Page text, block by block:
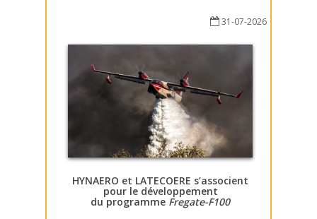
31-07-2026
HYNAERO et LATECOERE s’associent
pour le développement
du programme Fregate-F100